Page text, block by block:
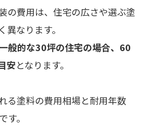
の費用は、住宅の広さや選ぶ塗
異なります。
般的な30坪の住宅の場合、60
安となります。
る塗料の費用相場と耐用年数
す。